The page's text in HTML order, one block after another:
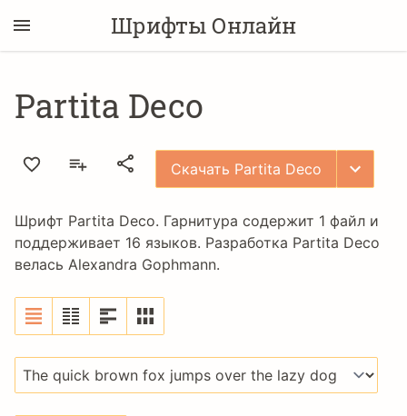
Шрифты Онлайн
Partita Deco
Скачать Partita Deco
Шрифт Partita Deco. Гарнитура содержит 1 файл и
поддерживает 16 языков. Разработка Partita Deco
велась Alexandra Gophmann.